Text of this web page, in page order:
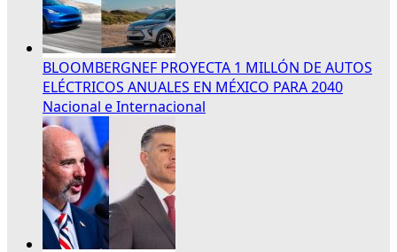
BLOOMBERGNEF PROYECTA 1 MILLÓN DE AUTOS
ELÉCTRICOS ANUALES EN MÉXICO PARA 2040
Nacional e Internacional